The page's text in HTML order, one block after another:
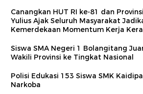
Canangkan HUT RI ke-81 dan
Yulius Ajak Seluruh Masyarakat
Kemerdekaan Momentum Kerja
Siswa SMA Negeri 1 Bolangitang
Wakili Provinsi ke Tingkat Nasional
Polisi Edukasi 153 Siswa SMK
Narkoba